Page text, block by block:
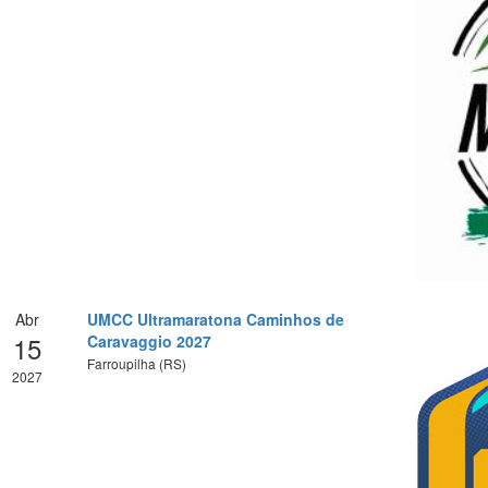
Abr
15
2027
UMCC Ultramaratona Caminhos de
Caravaggio 2027
Farroupilha (RS)